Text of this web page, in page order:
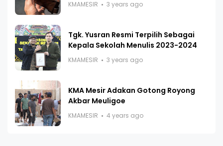
KMAMESIR 3 years ago
Tgk. Yusran Resmi Terpilih Sebagai
Kepala Sekolah Menulis 2023-2024
KMAMESIR 3 years ago
KMA Mesir Adakan Gotong Royong
Akbar Meuligoe
KMAMESIR 4 years ago